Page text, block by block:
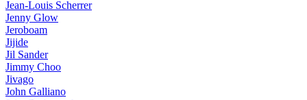
Jean-Louis Scherrer
Jenny Glow
Jeroboam
Jijide
Jil Sander
Jimmy Choo
Jivago
John Galliano